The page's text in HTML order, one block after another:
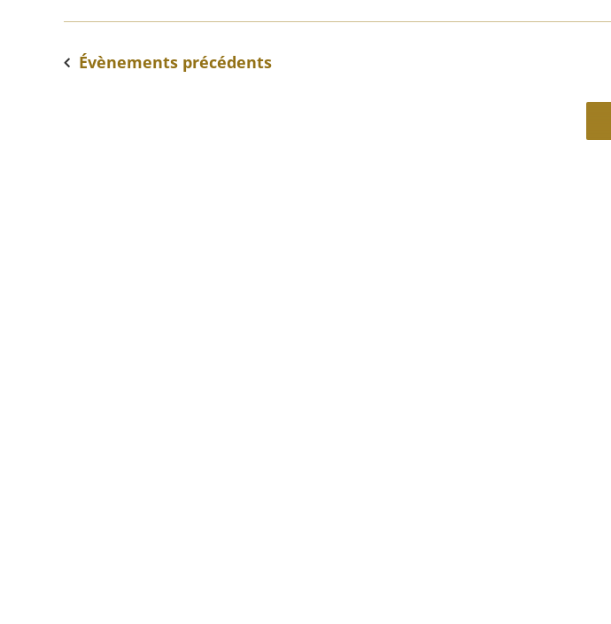
Évènementsprécédents